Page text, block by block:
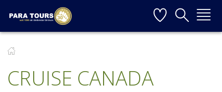
Startseite
Weiter zur Hauptnavigation
Weiter zum Inhalt
Weiter zur Kontaktseite
CRUISE CANADA